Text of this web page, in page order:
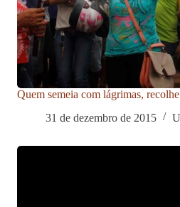
Quem semeia com lágrimas,
31 de dezembro de 2015